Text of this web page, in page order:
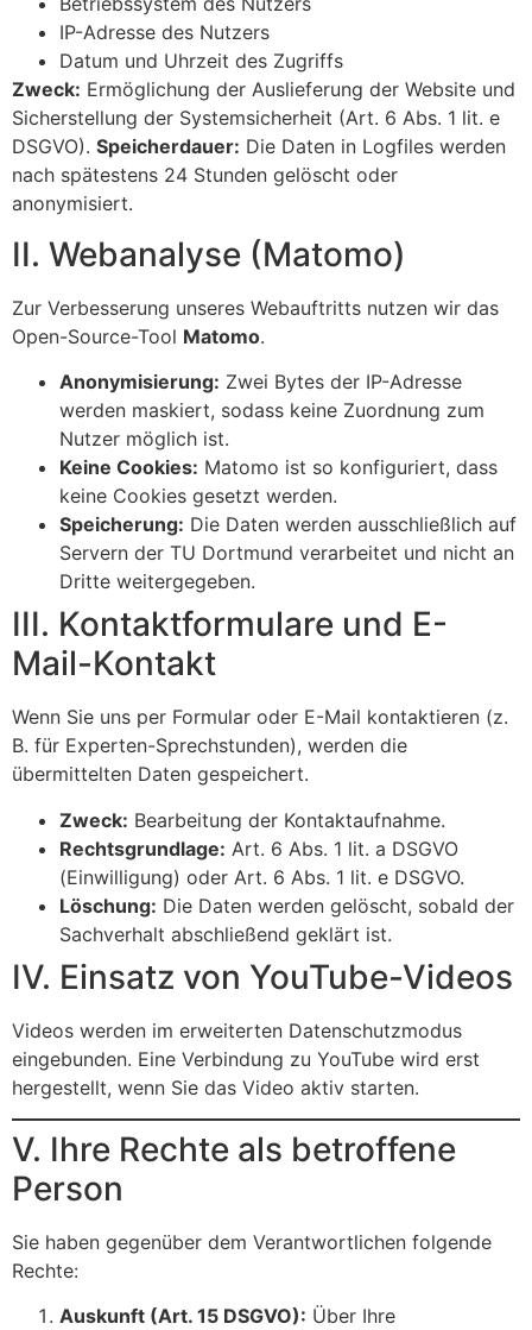
IP-Adresse des Nutzers
Datum und Uhrzeit des Zugriffs
Zweck: Ermöglichung der Auslieferung der Website und
Sicherstellung der Systemsicherheit (Art. 6 Abs. 1 lit. e
DSGVO). Speicherdauer: Die Daten in Logfiles werden
nach spätestens 24 Stunden gelöscht oder
anonymisiert.
II. Webanalyse (Matomo)
Zur Verbesserung unseres Webauftritts nutzen wir das
Open-Source-Tool Matomo.
Anonymisierung: Zwei Bytes der IP-Adresse
werden maskiert, sodass keine Zuordnung zum
Nutzer möglich ist.
Keine Cookies: Matomo ist so konfiguriert, dass
keine Cookies gesetzt werden.
Speicherung: Die Daten werden ausschließlich auf
Servern der TU Dortmund verarbeitet und nicht an
Dritte weitergegeben.
III. Kontaktformulare und E-
Mail-Kontakt
Wenn Sie uns per Formular oder E-Mail kontaktieren (z.
B. für Experten-Sprechstunden), werden die
übermittelten Daten gespeichert.
Zweck: Bearbeitung der Kontaktaufnahme.
Rechtsgrundlage: Art. 6 Abs. 1 lit. a DSGVO
(Einwilligung) oder Art. 6 Abs. 1 lit. e DSGVO.
Löschung: Die Daten werden gelöscht, sobald der
Sachverhalt abschließend geklärt ist.
IV. Einsatz von YouTube-Videos
Videos werden im erweiterten Datenschutzmodus
eingebunden. Eine Verbindung zu YouTube wird erst
hergestellt, wenn Sie das Video aktiv starten.
V. Ihre Rechte als betroffene
Person
Sie haben gegenüber dem Verantwortlichen folgende
Rechte:
Auskunft (Art. 15 DSGVO): Über Ihre